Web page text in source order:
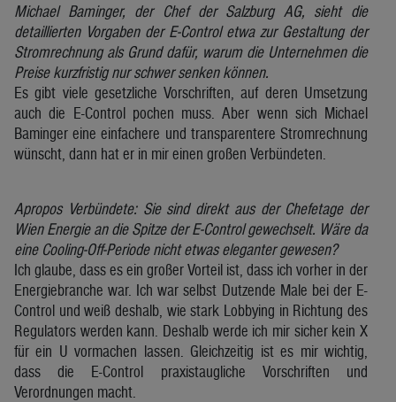
Michael Baminger, der Chef der Salzburg AG, sieht die
detaillierten Vorgaben der E-Control etwa zur Gestaltung der
Stromrechnung als Grund dafür, warum die Unternehmen die
Preise kurzfristig nur schwer senken können.
Es gibt viele gesetzliche Vorschriften, auf deren Umsetzung
auch die E-Control pochen muss. Aber wenn sich Michael
Baminger eine einfachere und transparentere Stromrechnung
wünscht, dann hat er in mir einen großen Verbündeten.
Apropos Verbündete: Sie sind direkt aus der Chefetage der
Wien Energie an die Spitze der E-Control gewechselt. Wäre da
eine Cooling-Off-Periode nicht etwas eleganter gewesen?
Ich glaube, dass es ein großer Vorteil ist, dass ich vorher in der
Energiebranche war. Ich war selbst Dutzende Male bei der E-
Control und weiß deshalb, wie stark Lobbying in Richtung des
Regulators werden kann. Deshalb werde ich mir sicher kein X
für ein U vormachen lassen. Gleichzeitig ist es mir wichtig,
dass die E-Control praxistaugliche Vorschriften und
Verordnungen macht.